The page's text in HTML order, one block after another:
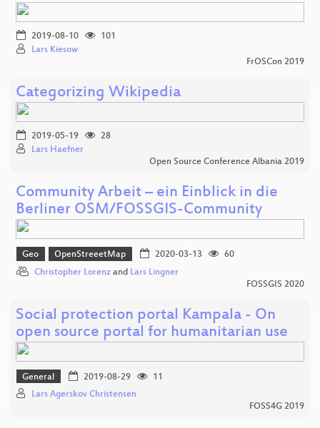
2019-08-10
101
Lars Kiesow
FrOSCon 2019
Categorizing Wikipedia
2019-05-19
28
Lars Haefner
Open Source Conference Albania 2019
Community Arbeit – ein Einblick in die
Berliner OSM/FOSSGIS-Community
Geo OpenStreeetMap 2020-03-13
60
Christopher Lorenz and Lars Lingner
FOSSGIS 2020
Social protection portal Kampala - On
open source portal for humanitarian use
General 2019-08-29
11
Lars Agerskov Christensen
FOSS4G 2019